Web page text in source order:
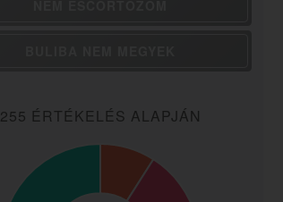
255 ÉRTÉKELÉS ALAPJÁN